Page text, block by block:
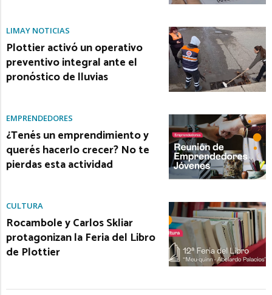
LIMAY NOTICIAS
Plottier activó un operativo
preventivo integral ante el
pronóstico de lluvias
EMPRENDEDORES
¿Tenés un emprendimiento y
querés hacerlo crecer? No te
pierdas esta actividad
CULTURA
Rocambole y Carlos Skliar
protagonizan la Feria del Libro
de Plottier